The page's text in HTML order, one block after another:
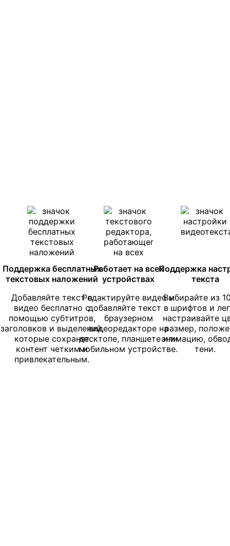
Поддержка бесплатных
текстовых наложений
Добавляйте текст в
видео бесплатно с
помощью субтитров,
заголовков и выделений,
которые сохранят
контент четким и
привлекательным.
Работает на всех
устройствах
Редактируйте видео и
добавляйте текст в
браузерном
видеоредакторе на
десктопе, планшете или
мобильном устройстве.
Поддержка
текста
Выбирайте из
шрифтов и
настраивайте
размер,
анимацию,
тени.